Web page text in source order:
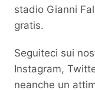
stadio Gianni
gratis.
Seguiteci sui
Instagram,
neanche un